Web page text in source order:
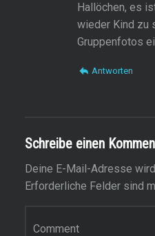
Hallöchen, es
wieder Kind zu
Gruppenfotos
Antworten
Schreibe einen
Deine E-Mail-Adresse
Erforderliche Felder sind